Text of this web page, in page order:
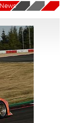
News